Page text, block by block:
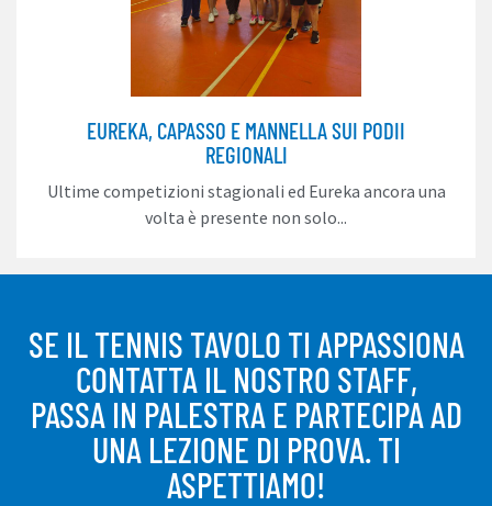
EUREKA, CAPASSO E MANNELLA SUI PODII
REGIONALI
Ultime competizioni stagionali ed Eureka ancora una
volta è presente non solo...
SE IL TENNIS TAVOLO TI APPASSIONA
CONTATTA IL NOSTRO STAFF,
PASSA IN PALESTRA E PARTECIPA AD
UNA LEZIONE DI PROVA. TI
ASPETTIAMO!